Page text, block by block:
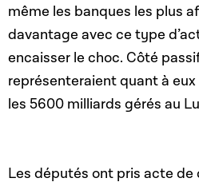
même les banques les plus
davantage avec ce type
encaisser le choc. Côté
représenteraient quant à eux
les 5600 milliards gérés au
Les députés ont pris acte